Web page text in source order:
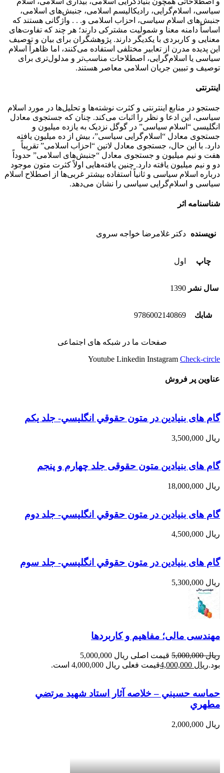
سیاسی، اسلام‌گرایی، رادیکالیسم اسلامی، جنبش‌های اسلامی،
جنبش‌های اسلام سیاسی، احزاب اسلامی و. . . واژگانی هستند که
اساساً دامنه معنا و شمولیت مشترکی دارند؛ هر چند که تفاوت‌های
معنایی و کاربردی با یکدیگر دارند. پژوهشگران برای بیان و توصیف
این پدیده مدرن از تعابیر مختلفی استفاده می‌کنند، اما ظاهراً اسلام
سیاسی یا اسلام‌گرایی، اصطلاحات مناسب‌تر و مدلول‌تری برای
توصیف و تبیین جریان اسلامی معاصر هستند.
اینترنتی
جستجو در منابع اینترنتی و کثرت نوشته‌ها و تحلیل‌ها در مورد اسلام
سیاسی، این ادعا و نظر را اثبات می‌کند. چنان که جستجوی معادل
انگلیسی “اسلام سیاسی” در گوگل نزدیک به یازده میلیون و
جستجوی معادل “اسلام‌گرایی سیاسی”، بیش از ده میلیون یافته
دارد. با این حال، جستجوی معادل لاتین “احزاب اسلامی” تقریباً
هفت و نیم میلیون و جستجوی معادل “جنبش‌های اسلامی” حدوداً
دو و نیم میلیون یافته دارد. چنین یافته‌هایی اولاً کثرت متون موجود
درباره اسلام سیاسی و ثانیاً استفاده بیشتر غربی‌ها از اصطلاح اسلام
سیاسی و اسلام‌گرایی سیاسی را نشان می‌دهد.
شناسنامه اثر
نویسنده دکتر غلامرضا خواجه سروی
چاپ اول
سال نشر 1390
شابك 9786002140869
صفحات ما در شبکه های اجتماعی
Youtube Linkedin Instagram Check-circle
عناوین پر فروش
گام های بنیادین در متون حقوقي انگليسي- جلد يكم
ریال
گام های بنیادین متون حقوقی جلد چهارم و پنجم
ریال
گام های بنیادین در متون حقوقي انگليسي- جلد دوم
ریال
گام های بنیادین در متون حقوقي انگليسي- جلد سوم
ریال
مهندسی مالی؛ مفاهیم و کاربردها
ریال5,000,000
قیمت اصلی ریال 5,000,000
بود.ریال قیمت فعلی ریال 4,000,000 است.
حماسه حسيني – خلاصه آثار استاد شهيد مرتضي
مطهري
ریال